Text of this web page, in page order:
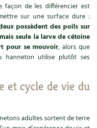
façon de les différencier est
sur une surface dure :
possèdent des poils sur
seule la larve de cétoine
pour se mouvoir, alors que
hanneton utilise plutôt ses
et cycle de vie du
adultes sortent de terre